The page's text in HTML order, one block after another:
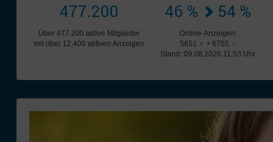
477.200
Über 477.200 aktive Mitglieder
mit über 12.400 aktiven Anzeigen
46 % 54 %
Online-Anzeigen:
5651 ♀ + 6765 ♂
Stand: 09.08.2026 11:53 Uhr